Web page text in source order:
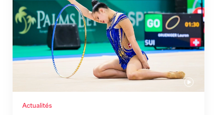
Actualités